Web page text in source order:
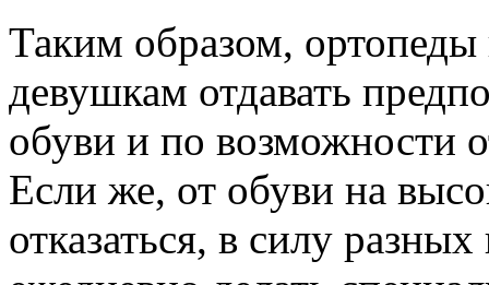
Таким образом, ортопеды
девушкам отдавать
обуви и по возможности
Если же, от обуви на
отказаться, в силу